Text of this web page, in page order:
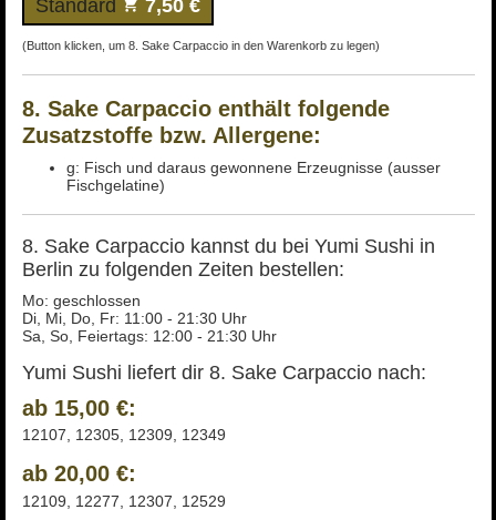
Standard
7,50 €
(Button klicken, um 8. Sake Carpaccio in den Warenkorb zu legen)
8. Sake Carpaccio enthält folgende
Zusatzstoffe bzw. Allergene:
g: Fisch und daraus gewonnene Erzeugnisse (ausser
Fischgelatine)
8. Sake Carpaccio kannst du bei Yumi Sushi in
Berlin zu folgenden Zeiten bestellen:
Mo: geschlossen
Di, Mi, Do, Fr: 11:00 - 21:30 Uhr
Sa, So, Feiertags: 12:00 - 21:30 Uhr
Yumi Sushi liefert dir 8. Sake Carpaccio nach:
ab 15,00 €:
12107, 12305, 12309, 12349
ab 20,00 €:
12109, 12277, 12307, 12529